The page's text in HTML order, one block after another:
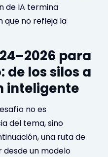
de IA termina
que no refleja la
para
de los silos a
inteligente
no es
del tema, sino
una ruta de
un modelo